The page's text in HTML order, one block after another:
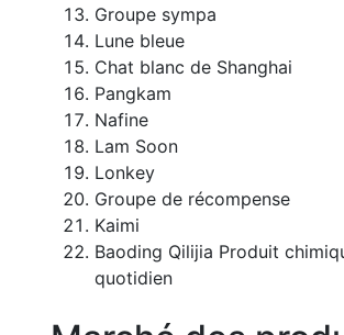
Groupe sympa
Lune bleue
Chat blanc de Shanghai
Pangkam
Nafine
Lam Soon
Lonkey
Groupe de récompense
Kaimi
Baoding Qilijia Produit
quotidien